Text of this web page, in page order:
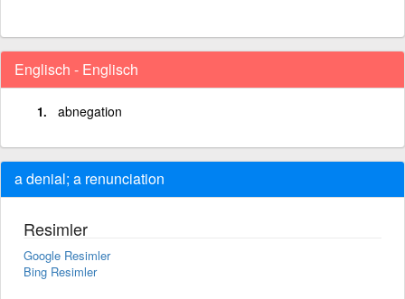
Englisch - Englisch
abnegation
a denial; a renunciation
Resimler
Google Resimler
Bing Resimler